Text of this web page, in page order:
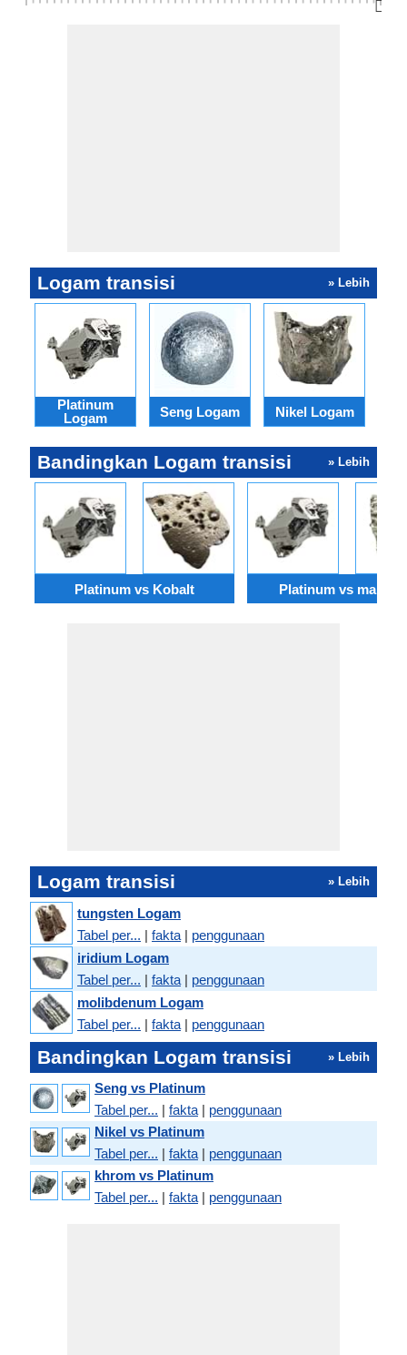
👆🏻
Logam transisi » Lebih
Platinum
Logam
Seng Logam Nikel Logam
Bandingkan Logam transisi » Lebih
Platinum vs Kobalt Platinum vs
Logam transisi » Lebih
tungsten Logam
Tabel per... | fakta | penggunaan
iridium Logam
Tabel per... | fakta | penggunaan
molibdenum Logam
Tabel per... | fakta | penggunaan
Bandingkan Logam transisi » Lebih
Seng vs Platinum
Tabel per... | fakta | penggunaan
Nikel vs Platinum
Tabel per... | fakta | penggunaan
khrom vs Platinum
Tabel per... | fakta | penggunaan